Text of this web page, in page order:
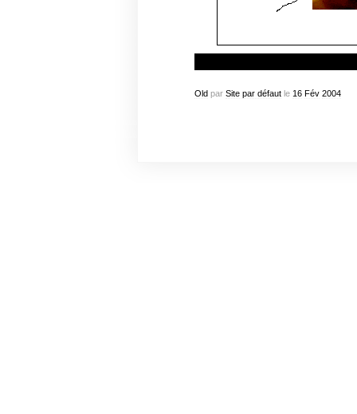
Oldpar Site par défautle 16 Fév 2004